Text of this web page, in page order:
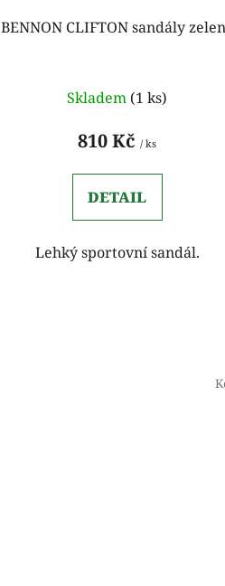
BENNON CLIFTON sandály
Skladem (1 ks)
810 Kč/ ks
DETAIL
Lehký sportovní sandál.